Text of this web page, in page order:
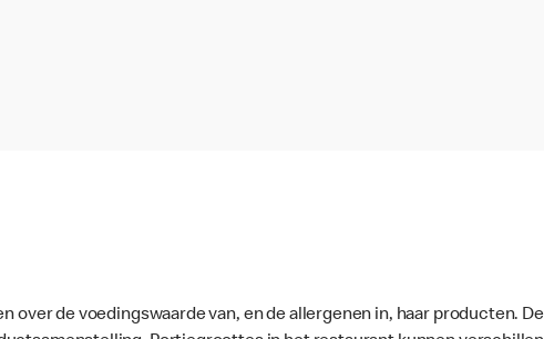
over de voedingswaarde van, en de allergenen in, haar producten.